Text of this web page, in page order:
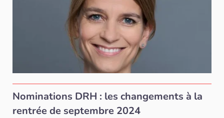
Nominations DRH : les changements à la
rentrée de septembre 2024